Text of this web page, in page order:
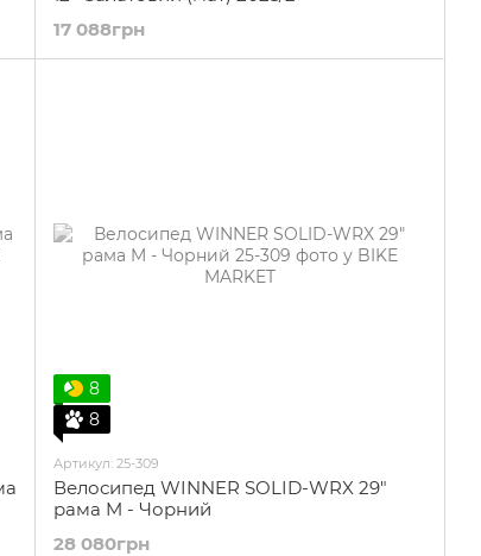
17 088грн
8
8
Артикул: 25-309
Велосипед WINNER SOLID-WRX 29"
рама M - Чорний
28 080грн